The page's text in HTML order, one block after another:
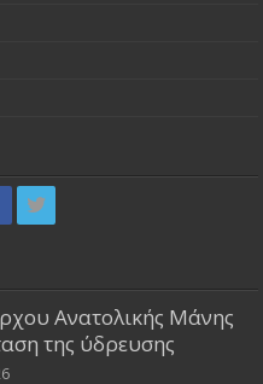
Ανατολικής Μάνης
της ύδρευσης